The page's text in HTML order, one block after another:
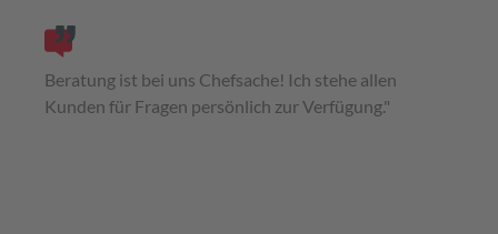
Beratung ist bei uns Chefsache! Ich stehe allen
Kunden für Fragen persönlich zur Verfügung."